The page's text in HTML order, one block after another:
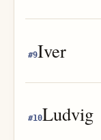
#9Iver
#10Ludvig